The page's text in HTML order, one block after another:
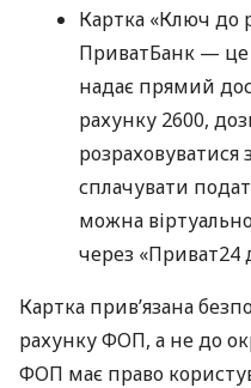
Картка «Ключ до
ПриватБанк —
надає прямий
рахунку 2600,
розраховуватися
сплачувати
можна
через «Приват24
Картка прив’язана
рахунку ФОП, а не до
ФОП має право